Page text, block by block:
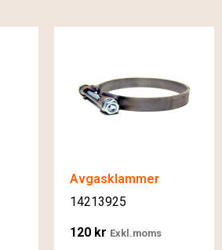
Avgasklammer
14213925
120 kr Exkl.moms